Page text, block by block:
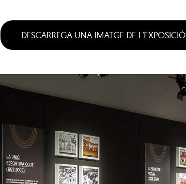
DESCARREGA UNA IMATGE DE L’EXPOSICIÓ